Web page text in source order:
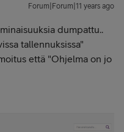
Forum|Forum|11 years ago
dumpattu..
tallennuksissa"
että "Ohjelma on jo